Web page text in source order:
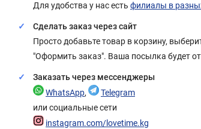
Для удобства у нас есть филиалы в
Сделать заказ через сайт
Просто добавьте товар в корзину,
"Оформить заказ". Ваша посылка будет
Заказать через мессенджеры
WhatsApp,
Telegram
или социальные сети
instagram.com/lovetime.kg